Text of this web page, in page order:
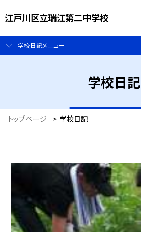
江戸川区立瑞江第二中学校
学校日記メニュー
学校日記
トップページ > 学校日記